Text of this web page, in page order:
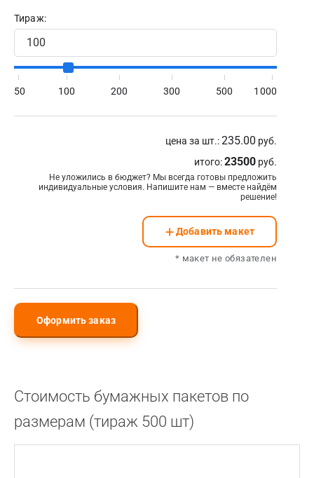
Цветность печати
CMYK
Pantone +
Плотность
Высота, мм
Постпечатная обработка
Установка люверсов
люверсов
Сверление
отверстий
Диаметр отверстий
Офсетная лакировка
Лицевая сторона
Тираж:
50 100 200 300 500 1000
цена за шт.:235.00 руб.
итого:23500 руб.
Не уложились в бюджет? Мы всегда готовы предложить
индивидуальные условия. Напишите нам — вместе найдём
решение!
Добавить макет
* макет не обязателен
Оформить заказ
Стоимость бумажных пакетов по
размерам (тираж 500 шт)